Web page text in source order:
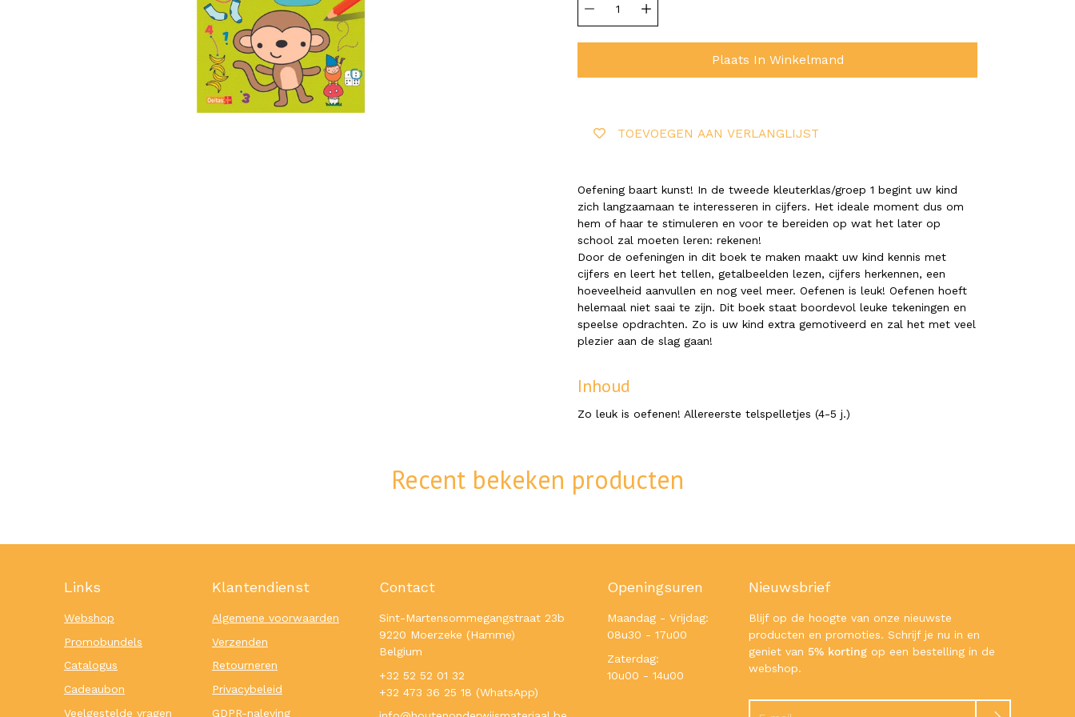
selector
Plaats In Winkelmand
TOEVOEGEN AAN VERLANGLIJST
Oefening baart kunst! In de tweede kleuterklas/groep 1 begint uw kind
zich langzaamaan te interesseren in cijfers. Het ideale moment dus om
hem of haar te stimuleren en voor te bereiden op wat het later op
school zal moeten leren: rekenen!
Door de oefeningen in dit boek te maken maakt uw kind kennis met
cijfers en leert het tellen, getalbeelden lezen, cijfers herkennen, een
hoeveelheid aanvullen en nog veel meer. Oefenen is leuk! Oefenen hoeft
helemaal niet saai te zijn. Dit boek staat boordevol leuke tekeningen en
speelse opdrachten. Zo is uw kind extra gemotiveerd en zal het met veel
plezier aan de slag gaan!
Inhoud
Zo leuk is oefenen! Allereerste telspelletjes (4-5 j.)
Recent bekeken producten
Links
Webshop
Promobundels
Catalogus
Cadeaubon
Veelgestelde vragen
Klantendienst
Algemene voorwaarden
Verzenden
Retourneren
Privacybeleid
GDPR-naleving
Contact
Sint-Martensommegangstraat 23b
9220 Moerzeke (Hamme)
Belgium
+32 52 52 01 32
+32 473 36 25 18 (WhatsApp)
Openingsuren
Maandag - Vrijdag:
08u30 - 17u00
Zaterdag:
10u00 - 14u00
Nieuwsbrief
Blijf op de hoogte van onze nieuwste
producten en promoties. Schrijf je nu in en
geniet van 5% korting op een bestelling in de
webshop.